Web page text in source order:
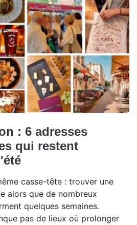
: 6 adresses
qui restent
casse-tête : trouver une
alors que de nombreux
quelques semaines.
pas de lieux où prolonger